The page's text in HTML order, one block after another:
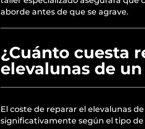
aborde antes de que se agrave.
¿Cuánto cuesta
elevalunas de
El coste de reparar el elevalunas
significativamente según el tipo